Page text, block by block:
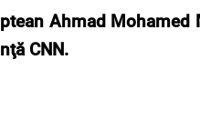
Ahmad Mohamed
CNN.